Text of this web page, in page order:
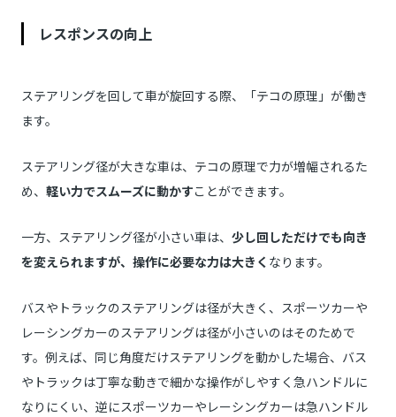
レスポンスの向上
ステアリングを回して車が旋回する際、「テコの原理」が働き
ます。
ステアリング径が大きな車は、テコの原理で力が増幅されるた
め、 軽い力でスムーズに動かすことができます。
一方、ステアリング径が小さい車は、 少し回しただけでも向き
を変えられますが、操作に必要な力は大きく なります。
バスやトラックのステアリングは径が大きく、スポーツカーや
レーシングカーのステアリングは径が小さいのはそのためで
す。例えば、同じ角度だけステアリングを動かした場合、バス
やトラックは丁寧な動きで細かな操作がしやすく急ハンドルに
なりにくい、逆にスポーツカーやレーシングカーは急ハンドル